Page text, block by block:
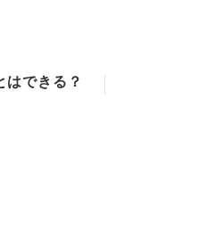
はできる？